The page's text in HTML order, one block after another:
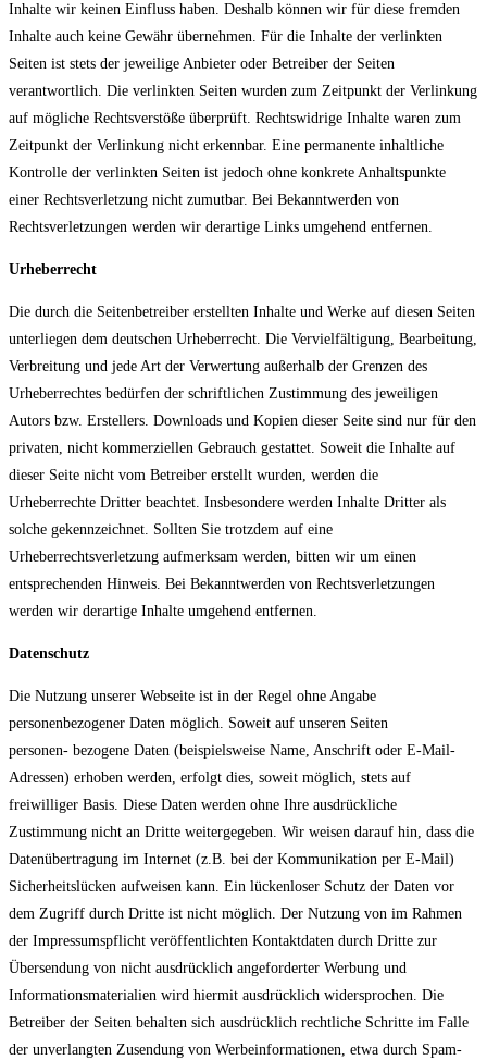
Inhalte wir keinen Einfluss haben. Deshalb können wir für diese fremden
Inhalte auch keine Gewähr übernehmen. Für die Inhalte der verlinkten
Seiten ist stets der jeweilige Anbieter oder Betreiber der Seiten
verantwortlich. Die verlinkten Seiten wurden zum Zeitpunkt der Verlinkung
auf mögliche Rechtsverstöße überprüft. Rechtswidrige Inhalte waren zum
Zeitpunkt der Verlinkung nicht erkennbar. Eine permanente inhaltliche
Kontrolle der verlinkten Seiten ist jedoch ohne konkrete Anhaltspunkte
einer Rechtsverletzung nicht zumutbar. Bei Bekanntwerden von
Rechtsverletzungen werden wir derartige Links umgehend entfernen.
Urheberrecht
Die durch die Seitenbetreiber erstellten Inhalte und Werke auf diesen Seiten
unterliegen dem deutschen Urheberrecht. Die Vervielfältigung, Bearbeitung,
Verbreitung und jede Art der Verwertung außerhalb der Grenzen des
Urheberrechtes bedürfen der schriftlichen Zustimmung des jeweiligen
Autors bzw. Erstellers. Downloads und Kopien dieser Seite sind nur für den
privaten, nicht kommerziellen Gebrauch gestattet. Soweit die Inhalte auf
dieser Seite nicht vom Betreiber erstellt wurden, werden die
Urheberrechte Dritter beachtet. Insbesondere werden Inhalte Dritter als
solche gekennzeichnet. Sollten Sie trotzdem auf eine
Urheberrechtsverletzung aufmerksam werden, bitten wir um einen
entsprechenden Hinweis. Bei Bekanntwerden von Rechtsverletzungen
werden wir derartige Inhalte umgehend entfernen.
Datenschutz
Die Nutzung unserer Webseite ist in der Regel ohne Angabe
personenbezogener Daten möglich. Soweit auf unseren Seiten
personen- bezogene Daten (beispielsweise Name, Anschrift oder E-Mail-
Adressen) erhoben werden, erfolgt dies, soweit möglich, stets auf
freiwilliger Basis. Diese Daten werden ohne Ihre ausdrückliche
Zustimmung nicht an Dritte weitergegeben. Wir weisen darauf hin, dass die
Datenübertragung im Internet (z.B. bei der Kommunikation per E-Mail)
Sicherheitslücken aufweisen kann. Ein lückenloser Schutz der Daten vor
dem Zugriff durch Dritte ist nicht möglich. Der Nutzung von im Rahmen
der Impressumspflicht veröffentlichten Kontaktdaten durch Dritte zur
Übersendung von nicht ausdrücklich angeforderter Werbung und
Informationsmaterialien wird hiermit ausdrücklich widersprochen. Die
Betreiber der Seiten behalten sich ausdrücklich rechtliche Schritte im Falle
der unverlangten Zusendung von Werbeinformationen, etwa durch Spam-